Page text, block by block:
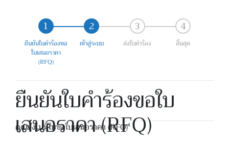
ยืนยันใบคำร้องขอ
ใบเสนอราคา
(RFQ)
เข้าสู่ระบบ ส่งใบคำร้อง สิ้นสุด
ยืนยันใบคำร้องขอใบ
เสนอราคา (RFQ)
คุณยังไม่มีใบขอใบเสนอราคา (RFQ)